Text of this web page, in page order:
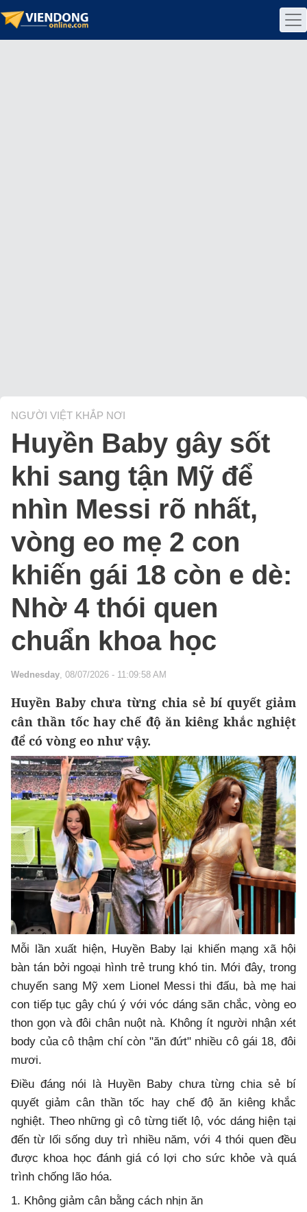
NGƯỜI VIỆT KHẮP NƠI
Huyền Baby gây sốt
khi sang tận Mỹ để
nhìn Messi rõ nhất,
vòng eo mẹ 2 con
khiến gái 18 còn e dè:
Nhờ 4 thói quen
chuẩn khoa học
Wednesday, 08/07/2026 - 11:09:58 AM
Huyền Baby chưa từng chia sẻ bí quyết giảm
cân thần tốc hay chế độ ăn kiêng khắc nghiệt
để có vòng eo như vậy.
Mỗi lần xuất hiện, Huyền Baby lại khiến mạng xã hội
bàn tán bởi ngoại hình trẻ trung khó tin. Mới đây, trong
chuyến sang Mỹ xem Lionel Messi thi đấu, bà mẹ hai
con tiếp tục gây chú ý với vóc dáng săn chắc, vòng eo
thon gọn và đôi chân nuột nà. Không ít người nhận xét
body của cô thậm chí còn "ăn đứt" nhiều cô gái 18, đôi
mươi.
Điều đáng nói là Huyền Baby chưa từng chia sẻ bí
quyết giảm cân thần tốc hay chế độ ăn kiêng khắc
nghiệt. Theo những gì cô từng tiết lộ, vóc dáng hiện tại
đến từ lối sống duy trì nhiều năm, với 4 thói quen đều
được khoa học đánh giá có lợi cho sức khỏe và quá
trình chống lão hóa.
1. Không giảm cân bằng cách nhịn ăn